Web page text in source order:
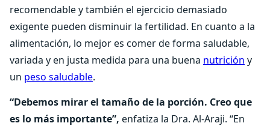
recomendable y también el ejercicio demasiado
exigente pueden disminuir la fertilidad. En cuanto a la
alimentación, lo mejor es comer de forma saludable,
variada y en justa medida para una buena nutrición y
un peso saludable.
“Debemos mirar el tamaño de la porción. Creo que
es lo más importante”, enfatiza la Dra. Al-Araji. “En